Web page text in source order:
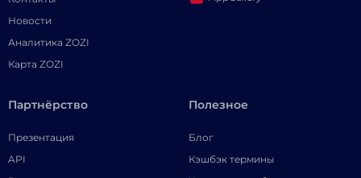
Новости
Аналитика ZOZI
Карта ZOZI
Партнёрство
Презентация
API
Полезное
Блог
Кэшбэк термины